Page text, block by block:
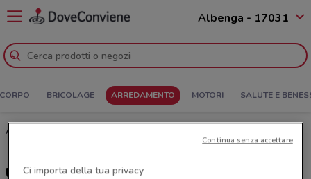
Albenga - 17031
BRICOLAGE ARREDAMENTO MOTORI SALUTE E
Asta del Mobile Albenga: Volantino, Orari di apertura e Indirizzi
Ultime offerte del volantino Asta del Mobile
Ci importa della tua privacy
Continua senza accettare